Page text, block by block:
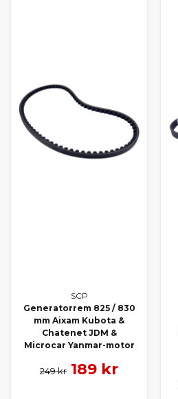
SCP
Generatorrem 825 / 830
mm Aixam Kubota &
Chatenet JDM &
Microcar Yanmar-motor
249 kr 189 kr